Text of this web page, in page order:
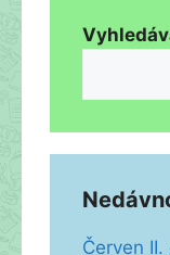
Červen